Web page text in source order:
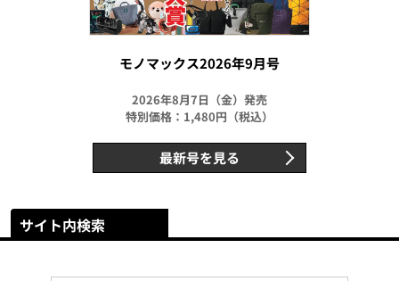
モノマックス2026年9月号
2026年8月7日（金）発売
特別価格：1,480円（税込）
最新号を見る
サイト内検索